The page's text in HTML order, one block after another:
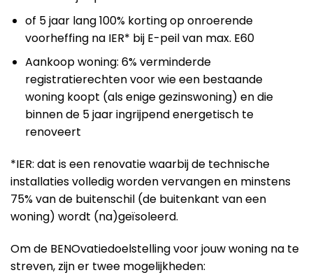
of 5 jaar lang 100% korting op onroerende
voorheffing na IER* bij E-peil van max. E60
Aankoop woning: 6% verminderde
registratierechten voor wie een bestaande
woning koopt (als enige gezinswoning) en die
binnen de 5 jaar ingrijpend energetisch te
renoveert
*IER: dat is een renovatie waarbij de technische
installaties volledig worden vervangen en minstens
75% van de buitenschil (de buitenkant van een
woning) wordt (na)geïsoleerd.
Om de BENOvatiedoelstelling voor jouw woning na te
streven, zijn er twee mogelijkheden: